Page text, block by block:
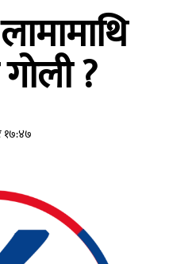
?
१७:४७